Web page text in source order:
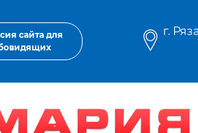
сайта для
г.